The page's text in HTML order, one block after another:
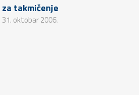
takmičenje
31. oktobar 2006.